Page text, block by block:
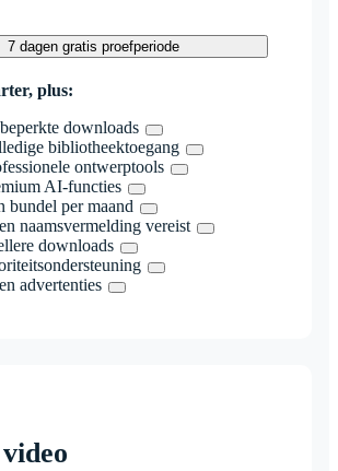
7 dagen gratis proefperiode
plus:
downloads
bibliotheektoegang
ontwerptools
AI-functies
bundel per maand
naamsvermelding vereist
downloads
advertenties